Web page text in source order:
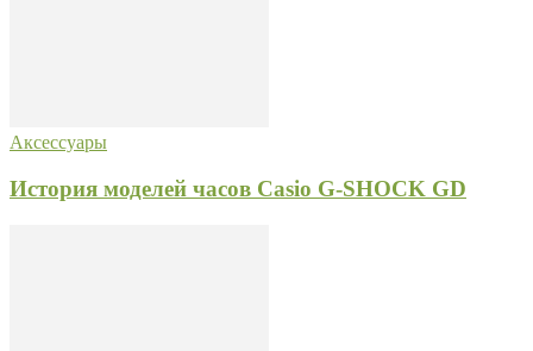
Аксессуары
История моделей часов Casio G-SHOCK GD